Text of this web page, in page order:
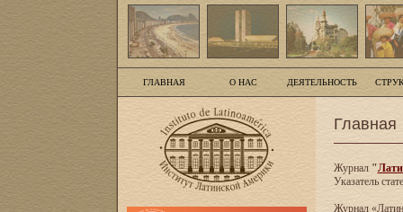
ГЛАВНАЯ О НАС ДЕЯТЕЛЬНОСТЬ
Главная
Журнал"
Указатель
Журнал